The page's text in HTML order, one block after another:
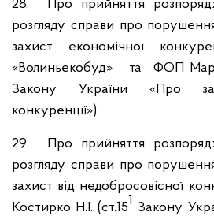
28. Про прийняття
розгляду справи про
захист економічної
«Волиньекобуд» та ФОП
Закону України «Про
конкуренції»).
29. Про прийняття
розгляду справи про
захист від недобросовісної
Костирко Н.І. (ст.151 Закону